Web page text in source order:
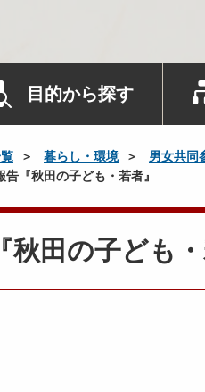
目的から探す
暮らし・環境 男女共同
『秋田の子ども・若者』
田の子ども・